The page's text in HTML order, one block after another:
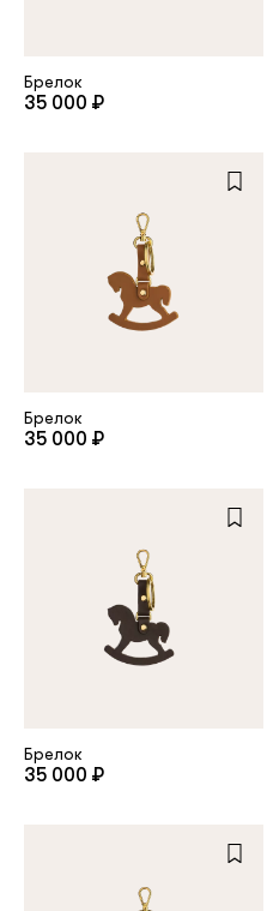
Запомнить меня
Брелок
35 000 ₽
Брелок
35 000 ₽
Брелок
35 000 ₽